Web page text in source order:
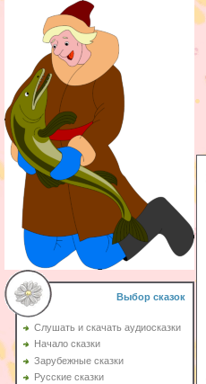
Выбор сказок
Слушать и скачать аудиосказки
Начало сказки
Зарубежные сказки
Русские сказки